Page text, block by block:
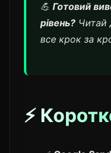
💪 Готовий
рівень? Читай
все крок за
⚡